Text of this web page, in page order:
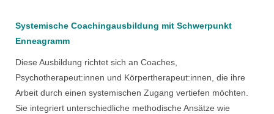
Systemische Coachingausbildung mit Schwerpunkt
Enneagramm
Diese Ausbildung richtet sich an Coaches,
Psychotherapeut:innen und Körpertherapeut:innen, die ihre
Arbeit durch einen systemischen Zugang vertiefen möchten.
Sie integriert unterschiedliche methodische Ansätze wie